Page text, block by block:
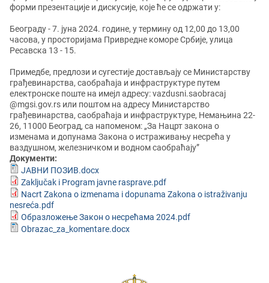
форми презентације и дискусије, које ће се одржати у:
Београду - 7. јуна 2024. године, у термину од 12,00 до 13,00
часова, у просторијама Привредне коморе Србије, улица
Ресавска 13 - 15.
Примедбе, предлози и сугестије достављају се Министарству
грађевинарства, саобраћаја и инфраструктуре путем
електронске поште на имејл адресу: vazdusni.saobracaj
@mgsi.gov.rs или поштом на адресу Министарство
грађевинарства, саобраћаја и инфраструктуре, Немањина 22-
26, 11000 Београд, са напоменом: „За Нацрт закона о
изменама и допунама Закона о истраживању несрећа у
ваздушном, железничком и водном саобраћају”
Документи:
ЈАВНИ ПОЗИВ.docx
Zaključak i Program javne rasprave.pdf
Nacrt Zakona o izmenama i dopunama Zakona o istraživanju
nesreća.pdf
Образложење Закон о несрећама 2024.pdf
Оbrazac_za_komentare.docx